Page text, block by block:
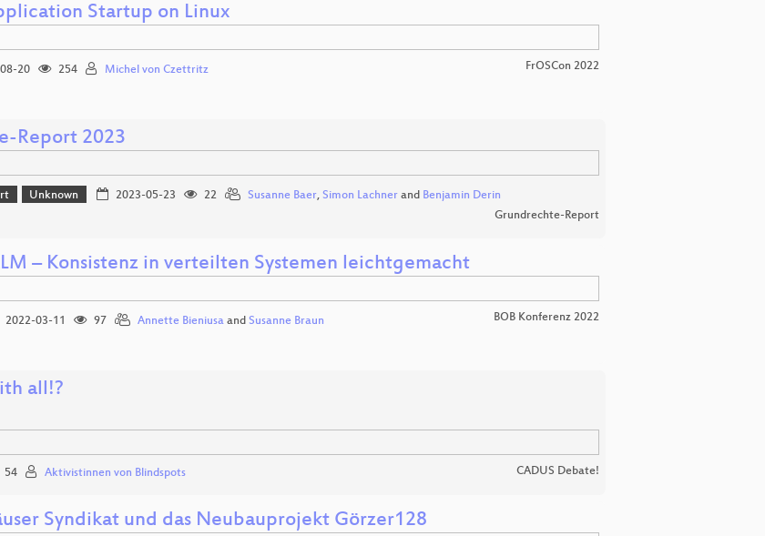
Startup on Linux
20 254 Michel von Czettritz FrOSCon 2022
Report 2023
Unknown 2023-05-23 22 Susanne Baer, Simon Lachnerand Benjamin Derin
Grundrechte-Report
– Konsistenz in verteilten Systemen leichtgemacht
2022-03-11 97 Annette Bieniusaand Susanne Braun BOB Konferenz 2022
all!?
54 Aktivistinnen von Blindspots CADUS Debate!
Syndikat und das Neubauprojekt Görzer128